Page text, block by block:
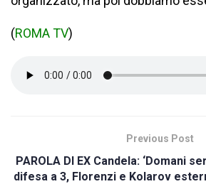
(ROMA TV)
Previous Post
PAROLA DI EX Candela: ‘Domani
difesa a 3, Florenzi e Kolarov